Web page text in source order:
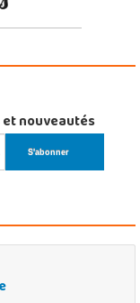
nouveautés